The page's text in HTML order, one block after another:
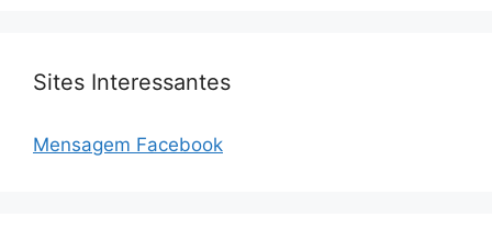
Sites Interessantes
Mensagem Facebook